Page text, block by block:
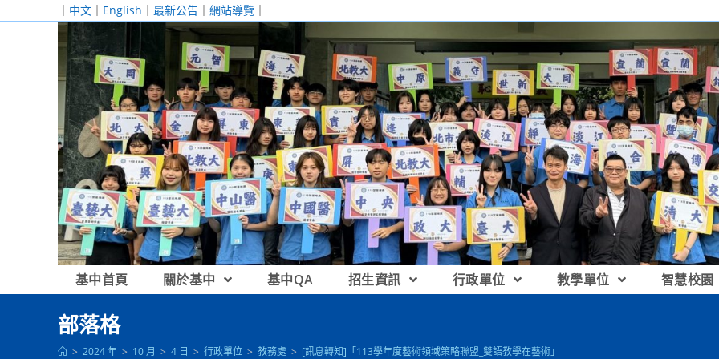
｜ 中文 ｜ English ｜ 最新公告 ｜ 網站導覽 ｜
基中首頁 關於基中 基中QA 招生資訊 行政單位 教學單位 智慧校園
部落格
> 2024 年 > 10 月 > 4 日 > 行政單位 > 教務處 > [訊息轉知]「113學年度藝術領域策略聯盟_雙語教學在藝術」